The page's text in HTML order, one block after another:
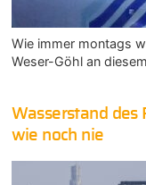
Wie immer montags
Weser-Göhl an
Wasserstand des
wie noch nie